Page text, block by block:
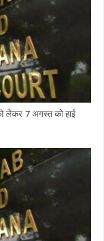
लेकर 7 अगस्त को हाई